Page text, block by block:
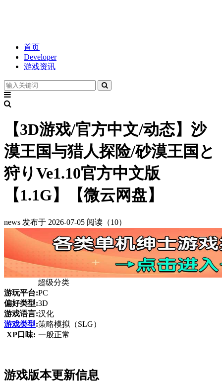
首页
Developer
游戏资讯
【3D游戏/官方中文/动态】沙
漠王国与猎人探险/砂漠王国と
狩りVe1.10官方中文版
【1.1G】【微云网盘】
news 发布于 2026-07-05 阅读（10）
超级分类
游玩平台:PC
偏好类型:3D
游戏语言:汉化
游戏类型:策略模拟（SLG）
XP口味: 一般正常
游戏版本更新信息